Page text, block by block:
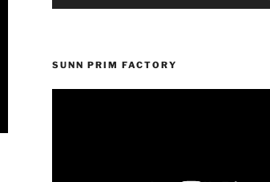
SUNN PRIM FACTORY